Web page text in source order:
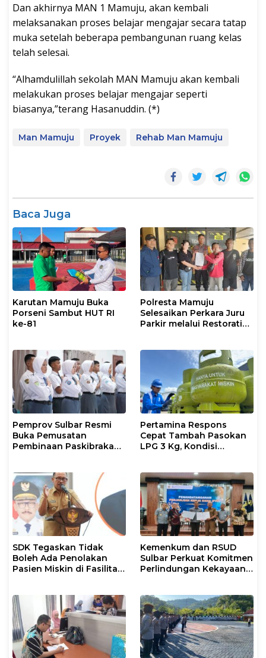
Dan akhirnya MAN 1 Mamuju, akan kembali
melaksanakan proses belajar mengajar secara tatap
muka setelah beberapa pembangunan ruang kelas
telah selesai.
“Alhamdulillah sekolah MAN Mamuju akan kembali
melakukan proses belajar mengajar seperti
biasanya,”terang Hasanuddin. (*)
Man Mamuju Proyek Rehab Man Mamuju
Baca Juga
Karutan Mamuju Buka
Porseni Sambut HUT RI
ke-81
Polresta Mamuju
Selesaikan Perkara Juru
Parkir melalui Restorative
Pemprov Sulbar Resmi
Buka Pemusatan
Pembinaan Paskibraka
Pertamina Respons
Cepat Tambah Pasokan
LPG 3 Kg, Kondisi
SDK Tegaskan Tidak
Boleh Ada Penolakan
Pasien Miskin di Fasilitas
Kemenkum dan RSUD
Sulbar Perkuat Komitmen
Perlindungan Kekayaan